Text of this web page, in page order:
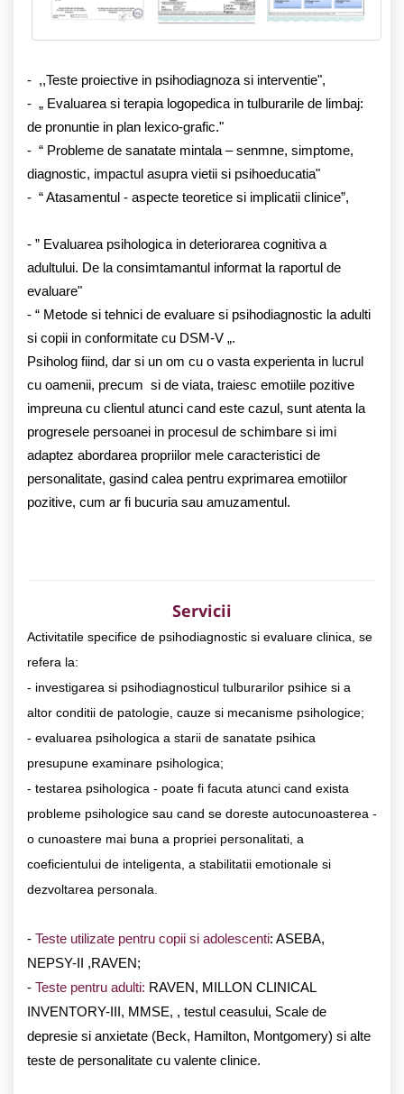
- ,,Teste proiective in psihodiagnoza si interventie",
- „ Evaluarea si terapia logopedica in tulburarile de limbaj:
de pronuntie in plan lexico-grafic."
- “ Probleme de sanatate mintala – senmne, simptome,
diagnostic, impactul asupra vietii si psihoeducatia"
- “ Atasamentul - aspecte teoretice si implicatii clinice”,
- ” Evaluarea psihologica in deteriorarea cognitiva a
adultului. De la consimtamantul informat la raportul de
evaluare"
- “ Metode si tehnici de evaluare si psihodiagnostic la adulti
si copii in conformitate cu DSM-V „.
Psiholog fiind, dar si un om cu o vasta experienta in lucrul
cu oamenii, precum si de viata, traiesc emotiile pozitive
impreuna cu clientul atunci cand este cazul, sunt atenta la
progresele persoanei in procesul de schimbare si imi
adaptez abordarea propriilor mele caracteristici de
personalitate, gasind calea pentru exprimarea emotiilor
pozitive, cum ar fi bucuria sau amuzamentul.
Servicii
Activitatile specifice de psihodiagnostic si evaluare clinica, se
refera la:
- investigarea si psihodiagnosticul tulburarilor psihice si a
altor conditii de patologie, cauze si mecanisme psihologice;
- evaluarea psihologica a starii de sanatate psihica
presupune examinare psihologica;
- testarea psihologica - poate fi facuta atunci cand exista
probleme psihologice sau cand se doreste autocunoasterea -
o cunoastere mai buna a propriei personalitati, a
coeficientului de inteligenta, a stabilitatii emotionale si
dezvoltarea personala.
- Teste utilizate pentru copii si adolescenti: ASEBA,
NEPSY-II ,RAVEN;
- Teste pentru adulti: RAVEN, MILLON CLINICAL
INVENTORY-III, MMSE, , testul ceasului, Scale de
depresie si anxietate (Beck, Hamilton, Montgomery) si alte
teste de personalitate cu valente clinice.